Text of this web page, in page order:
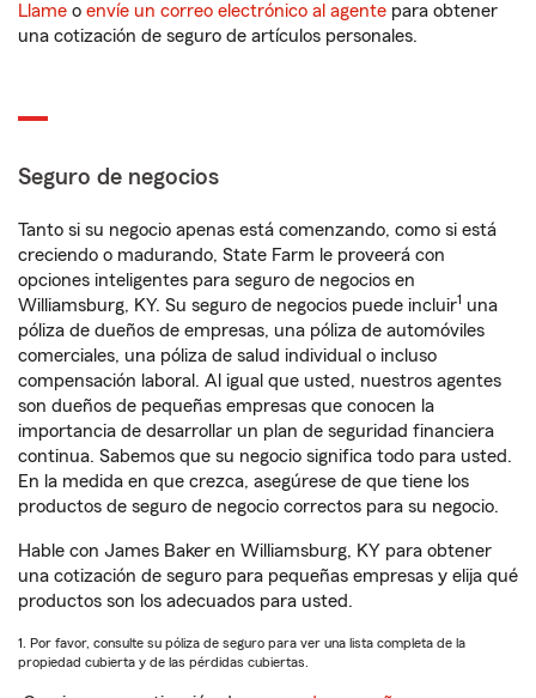
Llame o envíe un correo electrónico al agente para obtener
una cotización de seguro de artículos personales.
Seguro de negocios
Tanto si su negocio apenas está comenzando, como si está
creciendo o madurando, State Farm le proveerá con
opciones inteligentes para seguro de negocios en
Williamsburg, KY. Su seguro de negocios puede incluir1 una
póliza de dueños de empresas, una póliza de automóviles
comerciales, una póliza de salud individual o incluso
compensación laboral. Al igual que usted, nuestros agentes
son dueños de pequeñas empresas que conocen la
importancia de desarrollar un plan de seguridad financiera
continua. Sabemos que su negocio significa todo para usted.
En la medida en que crezca, asegúrese de que tiene los
productos de seguro de negocio correctos para su negocio.
Hable con James Baker en Williamsburg, KY para obtener
una cotización de seguro para pequeñas empresas y elija qué
productos son los adecuados para usted.
1. Por favor, consulte su póliza de seguro para ver una lista completa de la
propiedad cubierta y de las pérdidas cubiertas.